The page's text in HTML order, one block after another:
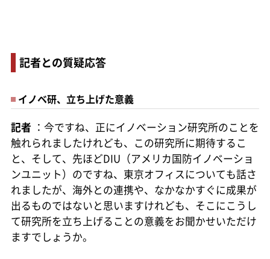
記者との質疑応答
イノベ研、立ち上げた意義
記者 ：今ですね、正にイノベーション研究所のことを
触れられましたけれども、この研究所に期待するこ
と、そして、先ほどDIU（アメリカ国防イノベーショ
ンユニット）のですね、東京オフィスについても話さ
れましたが、海外との連携や、なかなかすぐに成果が
出るものではないと思いますけれども、そこにこうし
て研究所を立ち上げることの意義をお聞かせいただけ
ますでしょうか。